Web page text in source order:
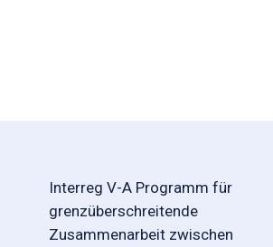
Interreg V-A Programm für
grenzüberschreitende
Zusammenarbeit zwischen